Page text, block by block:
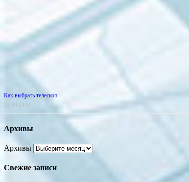
Как выбрать телескоп
12.09.2018
Архивы
Архивы
Свежие записи